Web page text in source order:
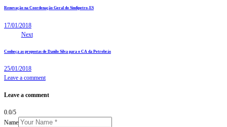
Renovação na Coordenação Geral do Sindipetro-ES
17/01/2018
Next
Conheça as propostas de Danilo Silva para o CA da Petrobrás
25/01/2018
Leave a comment
Leave a comment
0.0/5
Name